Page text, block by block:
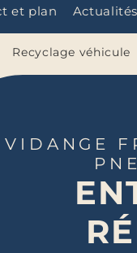
et plan Actualités
Recyclage véhicule
VIDANGE